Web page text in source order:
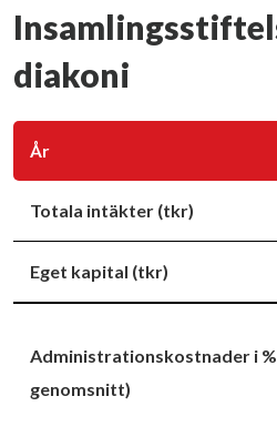
diakoni
År
Totala intäkter (tkr)
Eget kapital (tkr)
Administrationskostnader i
genomsnitt)